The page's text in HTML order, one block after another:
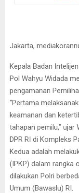
Jakarta,
Kepala Badan
Pol Wahyu Widada
pengamanan
“Pertama
keamanan dan
tahapan pemilu,”
DPR RI di Kompleks
Kedua adalah
(IPKP) dalam rangka
dilakukan Polri
Umum (Bawaslu) RI.